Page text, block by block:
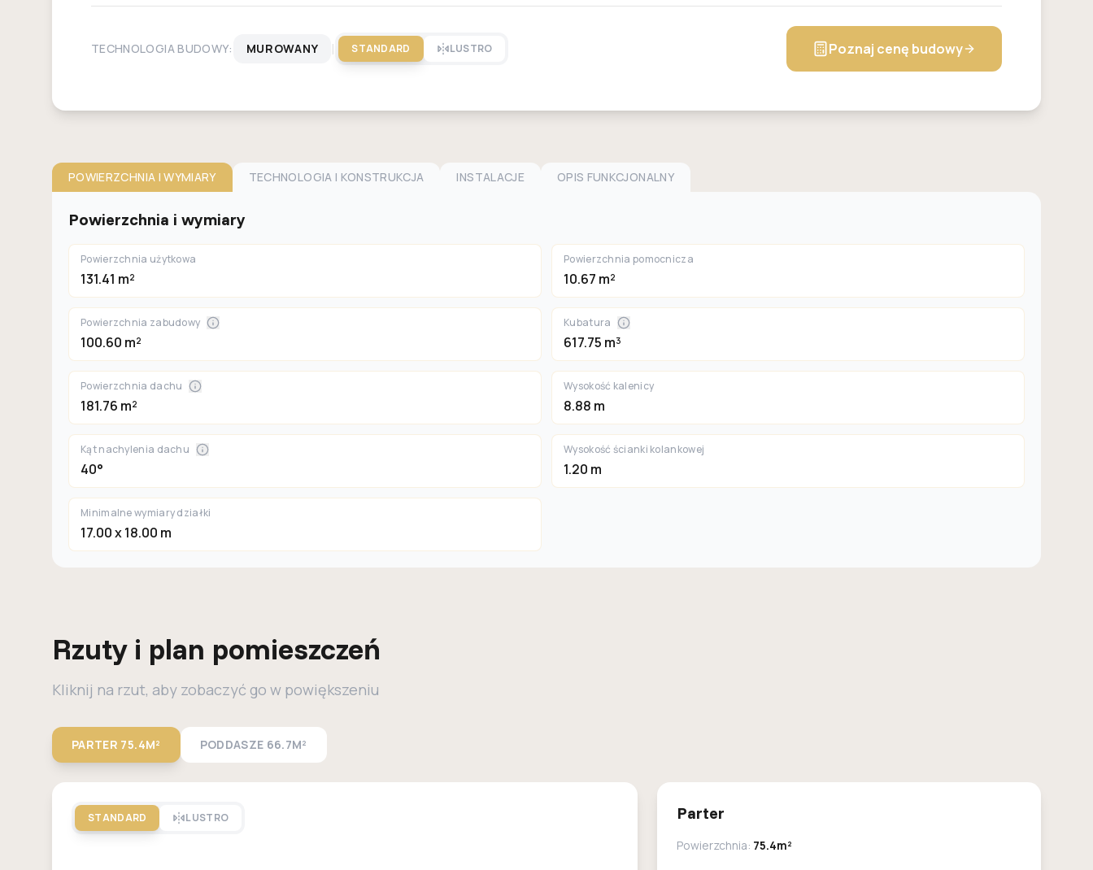
TECHNOLOGIA BUDOWY: MUROWANY | STANDARD LUSTRO Poznaj cenę budowy
POWIERZCHNIA I WYMIARY TECHNOLOGIA I KONSTRUKCJA INSTALACJE OPIS FUNKCJONALNY
Powierzchnia i wymiary
Powierzchnia użytkowa
131.41 m²
Powierzchnia pomocnicza
10.67 m²
Powierzchnia zabudowy
100.60 m²
Kubatura
617.75 m³
Powierzchnia dachu
181.76 m²
Wysokość kalenicy
8.88 m
Kąt nachylenia dachu
40°
Wysokość ścianki kolankowej
1.20 m
Minimalne wymiary działki
17.00 x 18.00 m
Rzuty i plan pomieszczeń
Kliknij na rzut, aby zobaczyć go w powiększeniu
PARTER 75.4M² PODDASZE 66.7M²
STANDARD LUSTRO Parter
Powierzchnia: 75.4m²